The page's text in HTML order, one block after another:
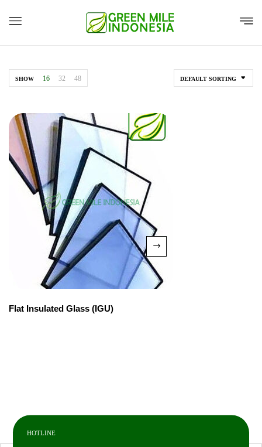
DEFAULT SORTING
SHOW 16 32 48
Flat Insulated Glass (IGU)
HOTLINE